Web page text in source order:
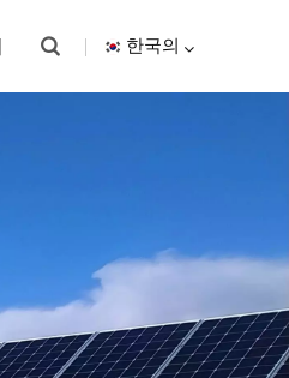
한국의